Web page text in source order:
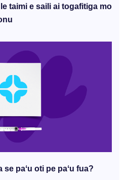
taimi e saili ai togafitiga mo
se paʻu oti pe paʻu fua?